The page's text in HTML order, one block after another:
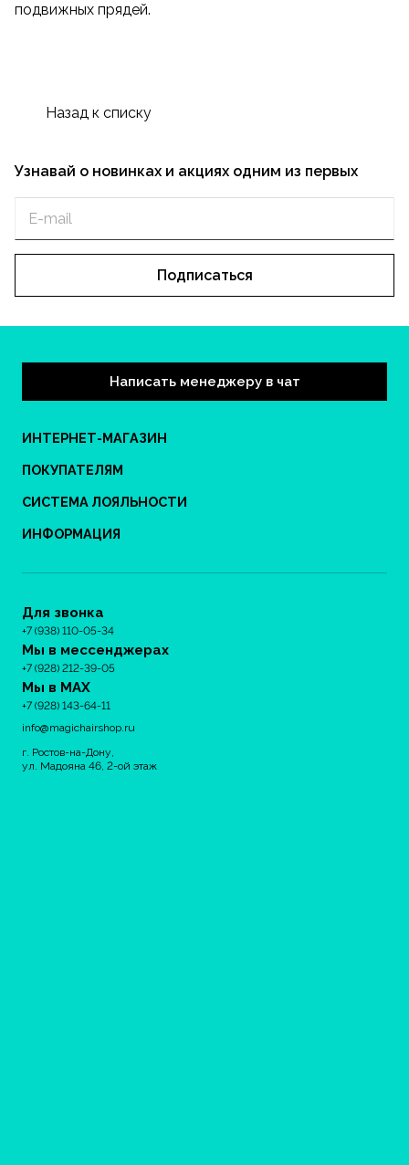
подвижных прядей.
Назад к списку
Узнавай о новинках и акциях одним из первых
Подписаться
Написать менеджеру в чат
ИНТЕРНЕТ-МАГАЗИН
ПОКУПАТЕЛЯМ
СИСТЕМА ЛОЯЛЬНОСТИ
ИНФОРМАЦИЯ
Для звонка
+7 (938) 110-05-34
Мы в мессенджерах
+7 (928) 212-39-05
Мы в MAX
+7 (928) 143-64-11
info@magichairshop.ru
г. Ростов-на-Дону,
ул. Мадояна 46, 2-ой этаж